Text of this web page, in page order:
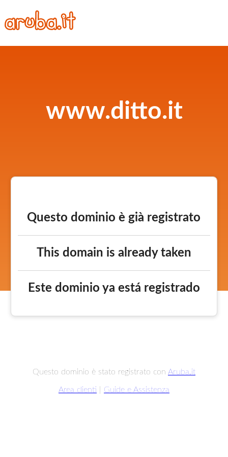
www.ditto.it
Questo dominio è già registrato
This domain is already taken
Este dominio ya está registrado
Questo dominio è stato registrato con Aruba.it
Area clienti Guide e Assistenza